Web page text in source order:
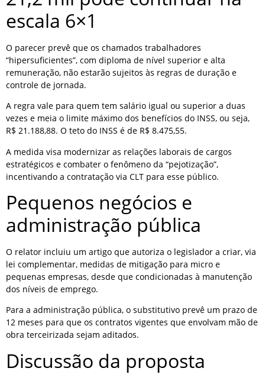
escala 6×1
O parecer prevê que os chamados trabalhadores
“hipersuficientes”, com diploma de nível superior e alta
remuneração, não estarão sujeitos às regras de duração e
controle de jornada.
A regra vale para quem tem salário igual ou superior a duas
vezes e meia o limite máximo dos benefícios do INSS, ou seja,
R$ 21.188,88. O teto do INSS é de R$ 8.475,55.
A medida visa modernizar as relações laborais de cargos
estratégicos e combater o fenômeno da “pejotização”,
incentivando a contratação via CLT para esse público.
Pequenos negócios e
administração pública
O relator incluiu um artigo que autoriza o legislador a criar, via
lei complementar, medidas de mitigação para micro e
pequenas empresas, desde que condicionadas à manutenção
dos níveis de emprego.
Para a administração pública, o substitutivo prevê um prazo de
12 meses para que os contratos vigentes que envolvam mão de
obra terceirizada sejam aditados.
Discussão da proposta